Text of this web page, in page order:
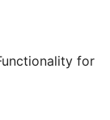
for